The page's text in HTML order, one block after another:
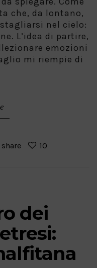
che, da lontano,
nel cielo:
L’idea di partire,
emozioni
mi riempie di
share 10
dei